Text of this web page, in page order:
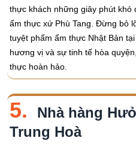
thực khách những giây phút khó
ẩm thực xứ Phù Tang. Đừng bỏ
tuyệt phẩm ẩm thực Nhật Bản
hương vị và sự tinh tế hòa
thực hoàn hảo.
5.
Nhà hàng
Trung Hoà